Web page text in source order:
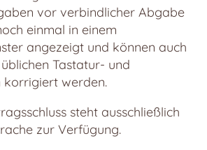
vor verbindlicher Abgabe
einmal in einem
angezeigt und können auch
Tastatur- und
korrigiert werden.
steht ausschließlich
zur Verfügung.